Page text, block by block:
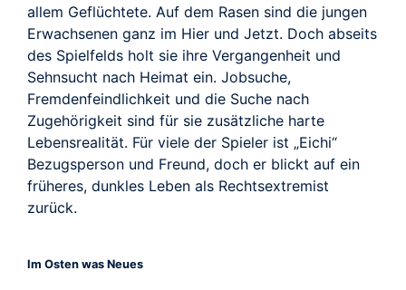
allem Geflüchtete. Auf dem Rasen sind die jungen
Erwachsenen ganz im Hier und Jetzt. Doch abseits
des Spielfelds holt sie ihre Vergangenheit und
Sehnsucht nach Heimat ein. Jobsuche,
Fremdenfeindlichkeit und die Suche nach
Zugehörigkeit sind für sie zusätzliche harte
Lebensrealität. Für viele der Spieler ist „Eichi“
Bezugsperson und Freund, doch er blickt auf ein
früheres, dunkles Leben als Rechtsextremist
zurück.
Im Osten was Neues